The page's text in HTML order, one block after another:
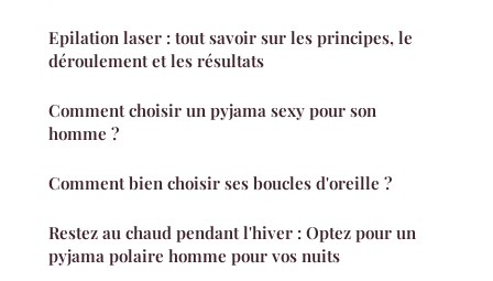
Epilation laser : tout savoir sur les principes, le
déroulement et les résultats
Comment choisir un pyjama sexy pour son
homme ?
Comment bien choisir ses boucles d'oreille ?
Restez au chaud pendant l'hiver : Optez pour un
pyjama polaire homme pour vos nuits